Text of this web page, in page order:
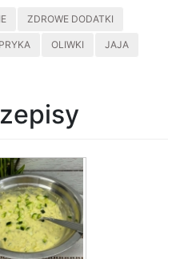
ZDROWE DODATKI
OLIWKI JAJA